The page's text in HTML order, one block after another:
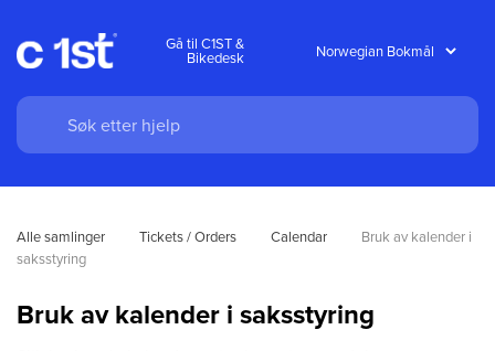
Gå til C1ST &
Bikedesk
Alle samlinger Tickets / Orders Calendar
Bruk av kalender i
saksstyring
Bruk av kalender i saksstyring